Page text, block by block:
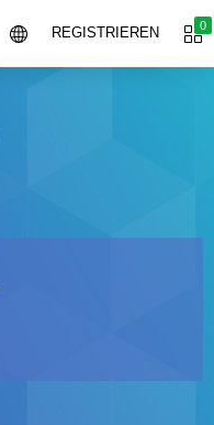
0
REGISTRIEREN